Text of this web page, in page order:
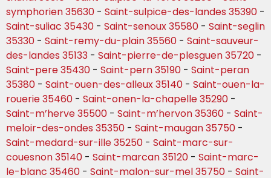
symphorien 35630 - Saint-sulpice-des-landes 35390 -
Saint-suliac 35430 - Saint-senoux 35580 - Saint-seglin
35330 - Saint-remy-du-plain 35560 - Saint-sauveur-
des-landes 35133 - Saint-pierre-de-plesguen 35720 -
Saint-pere 35430 - Saint-pern 35190 - Saint-peran
35380 - Saint-ouen-des-alleux 35140 - Saint-ouen-la-
rouerie 35460 - Saint-onen-la-chapelle 35290 -
Saint-m’herve 35500 - Saint-m’hervon 35360 - Saint-
meloir-des-ondes 35350 - Saint-maugan 35750 -
Saint-medard-sur-ille 35250 - Saint-marc-sur-
couesnon 35140 - Saint-marcan 35120 - Saint-marc-
le-blanc 35460 - Saint-malon-sur-mel 35750 - Saint-